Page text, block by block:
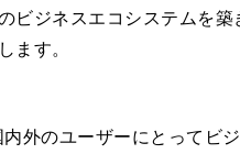
ビジネスエコシステムを
ます。
外のユーザーにとってビ